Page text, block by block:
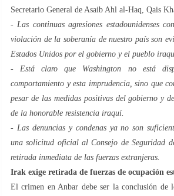
Secretario General de Asaib Ahl al-Haq, Qais
- Las continuas agresiones estadounidenses
violación de la soberanía de nuestro país son
Estados Unidos por el gobierno y el pueblo
- Está claro que Washington no está
comportamiento y esta imprudencia, sino que
pesar de las medidas positivas del gobierno y
de la honorable resistencia iraquí.
- Las denuncias y condenas ya no son
una solicitud oficial al Consejo de Seguridad
retirada inmediata de las fuerzas extranjeras.
Irak exige retirada de fuerzas de ocupación
El crimen en Anbar debe ser la conclusión de